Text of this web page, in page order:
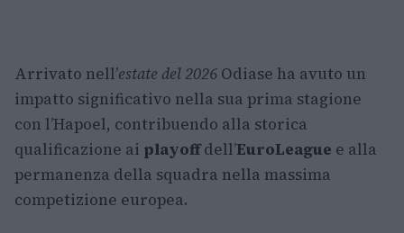
Arrivato nell’estate del 2026 Odiase ha avuto un
impatto significativo nella sua prima stagione
con l’Hapoel, contribuendo alla storica
qualificazione ai playoffdell’EuroLeague e alla
permanenza della squadra nella massima
competizione europea.